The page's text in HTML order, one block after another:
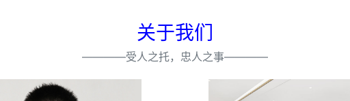
关于我们
————受人之托，忠人之事————